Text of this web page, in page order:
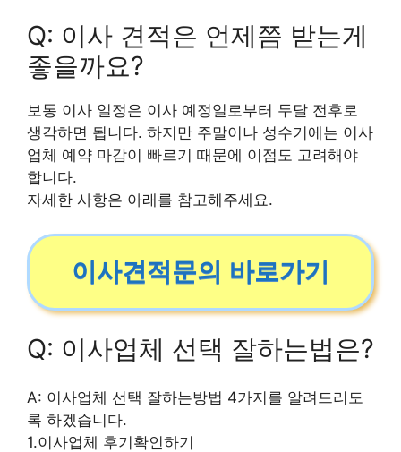
Q: 이사 견적은 언제쯤 받는게
좋을까요?
보통 이사 일정은 이사 예정일로부터 두달 전후로
생각하면 됩니다. 하지만 주말이나 성수기에는 이사
업체 예약 마감이 빠르기 때문에 이점도 고려해야
합니다.
자세한 사항은 아래를 참고해주세요.
이사견적문의 바로가기
Q: 이사업체 선택 잘하는법은?
A: 이사업체 선택 잘하는방법 4가지를 알려드리도
록 하겠습니다.
1.이사업체 후기확인하기